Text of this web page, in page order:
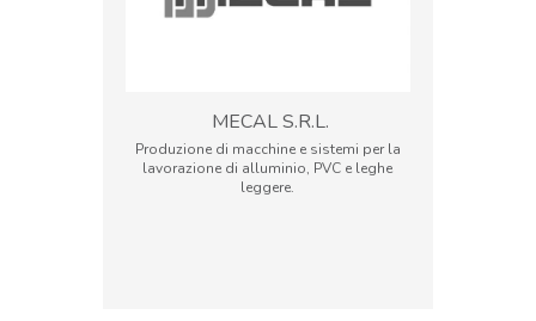
MECAL S.R.L.
Produzione di macchine e sistemi per la
lavorazione di alluminio, PVC e leghe
leggere.